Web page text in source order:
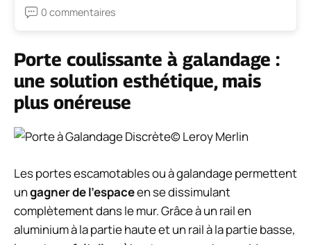
0 commentaires
Porte coulissante à galandage :
une solution esthétique, mais
plus onéreuse
© Leroy Merlin
Les portes escamotables ou à galandage permettent
ungagner de l’espaceen se dissimulant
complètement dans le mur. Grâce à un rail en
aluminium à la partie haute et un rail à la partie basse,